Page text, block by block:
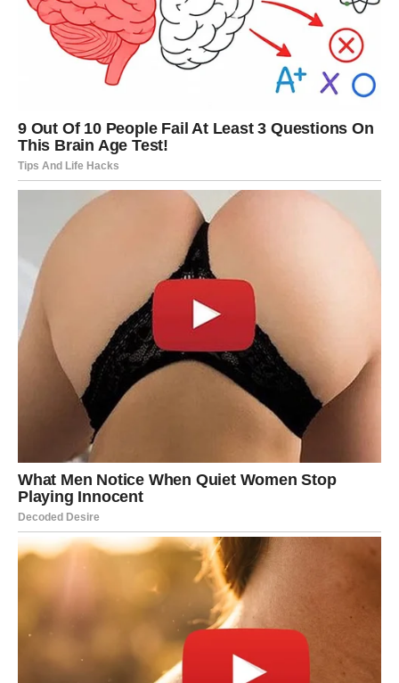
Ova filozofija podsjeća da je svaki trenutak neponovljiv
i da
ga treba doživjeti punom sviješću. Japanci ovu ideju
prakticiraju kroz rituale ispijanja čaja, zajedničke obroke i
svakodnevne susrete.
Ove dvije filozofije jačaju mentalno zdravlje, smanjuju stres i
pomažu u izgradnji dubljih odnosa s drugima i samim sobom.
Zaključak: Japanski put do
zdravlja i dugog života može biti i
vaš
Ne morate živjeti u Japanu kako biste usvojili njihove principe i
poboljšali kvalitetu svog života. Kroz umjerenu prehranu,
svakodnevno kretanje i njegovanje unutarnjeg mira, možete
značajno utjecati na vlastito zdravlje, sreću i dugovječnost.